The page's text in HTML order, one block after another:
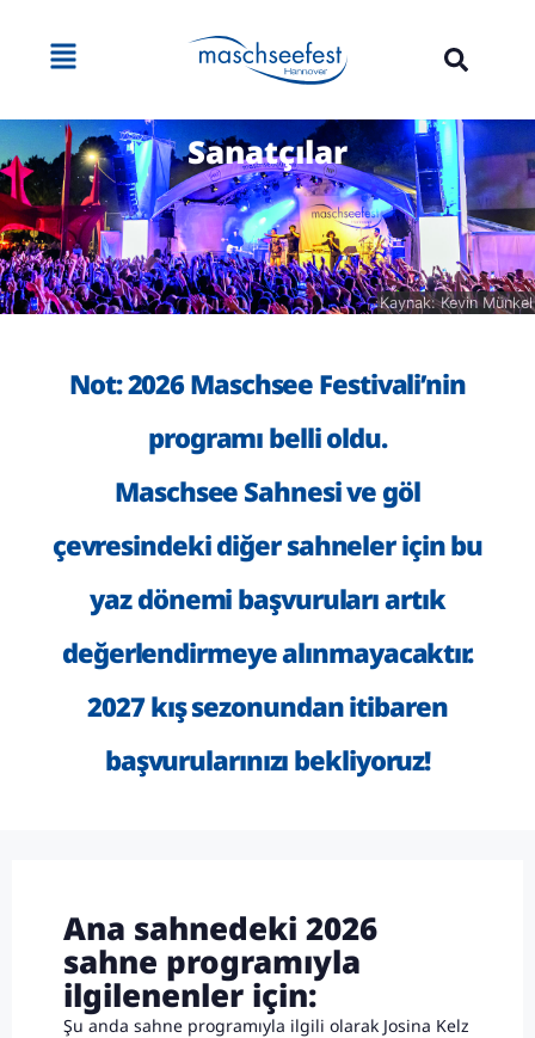
Kaynak: Kevin Münkel
Sanatçılar
Not: 2026 Maschsee Festivali’nin
programı belli oldu.
Maschsee Sahnesi ve göl
çevresindeki diğer sahneler için bu
yaz dönemi başvuruları artık
değerlendirmeye alınmayacaktır.
2027 kış sezonundan itibaren
başvurularınızı bekliyoruz!
Ana sahnedeki 2026
sahne programıyla
ilgilenenler için:
Şu anda sahne programıyla ilgili olarak Josina Kelz